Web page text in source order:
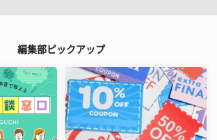
編集部ピックアップ